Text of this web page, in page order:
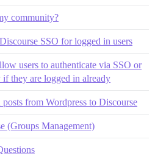
community?
SSO for logged in users
users to authenticate via SSO or
if they are logged in already
from Wordpress to Discourse
(Groups Management)